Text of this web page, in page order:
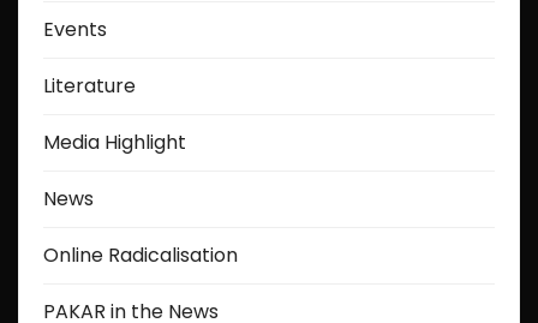
Events
Literature
Media Highlight
News
Online Radicalisation
PAKAR in the News